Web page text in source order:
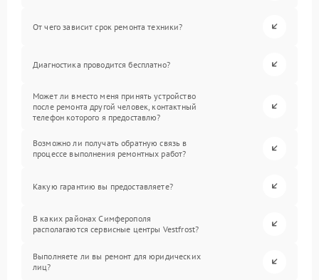
От чего зависит срок ремонта техники?
Диагностика проводится бесплатно?
Может ли вместо меня принять устройство
после ремонта другой человек, контактный
телефон которого я предоставлю?
Возможно ли получать обратную связь в
процессе выполнения ремонтных работ?
Какую гарантию вы предоставляете?
В каких районах Симферополя
располагаются сервисные центры Vestfrost?
Выполняете ли вы ремонт для юридических
лиц?